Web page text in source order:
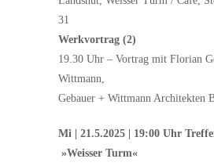
31
Werkvortrag (2)
19.30 Uhr – Vortrag mit Florian
Wittmann,
Gebauer + Wittmann Architekten
Mi | 21.5.2025 | 19:00 Uhr
»Weisser Turm«